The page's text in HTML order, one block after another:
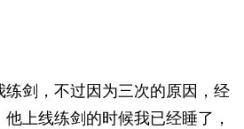
剑，不过因为三次的原因，经
上线练剑的时候我已经睡了，